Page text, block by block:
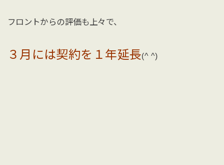
フロントからの評価も上々で、
３月には契約を１年延長(^ ^)